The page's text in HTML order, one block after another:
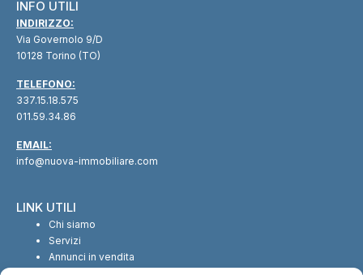
INFO UTILI
INDIRIZZO:
Via Governolo 9/D
10128 Torino (TO)
TELEFONO:
337.15.18.575
011.59.34.86
EMAIL:
info@nuova-immobiliare.com
LINK UTILI
Chi siamo
Servizi
Annunci in vendita